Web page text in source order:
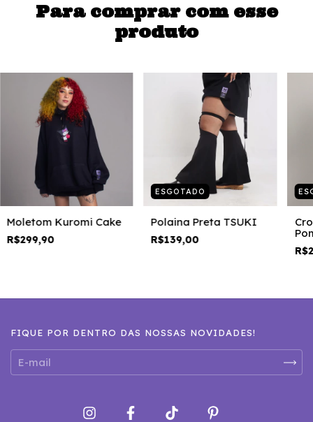
Para comprar com esse
produto
Moletom Kuromi Cake
R$299,90
ESGOTADO
Polaina Preta TSUKI
R$139,00
FIQUE POR DENTRO DAS NOSSAS NOVIDADES!